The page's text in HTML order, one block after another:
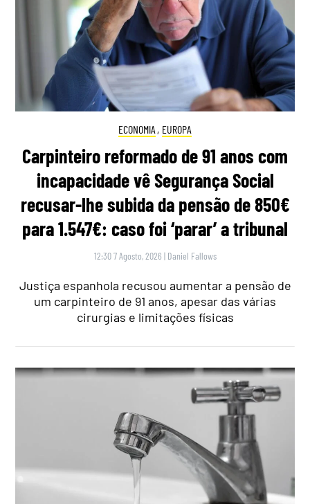
ECONOMIA , EUROPA
Carpinteiro reformado de 91 anos com
incapacidade vê Segurança Social
recusar-lhe subida da pensão de 850€
para 1.547€: caso foi ‘parar’ a tribunal
12:30 7 Agosto, 2026 | Daniel Fallows
Justiça espanhola recusou aumentar a pensão de
um carpinteiro de 91 anos, apesar das várias
cirurgias e limitações físicas